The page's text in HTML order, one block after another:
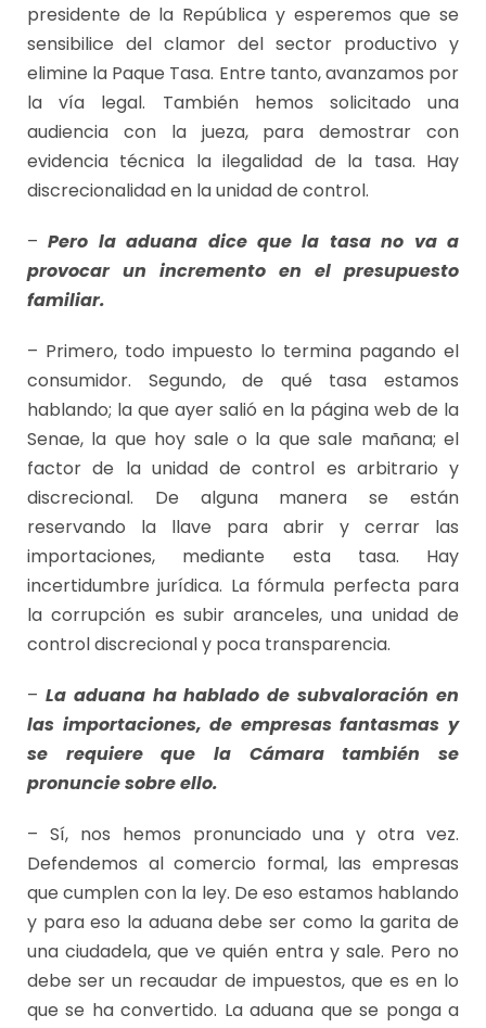
presidente de la República y esperemos que se
sensibilice del clamor del sector productivo y
elimine la Paque Tasa. Entre tanto, avanzamos por
la vía legal. También hemos solicitado una
audiencia con la jueza, para demostrar con
evidencia técnica la ilegalidad de la tasa. Hay
discrecionalidad en la unidad de control.
– Pero la aduana dice que la tasa no va a
provocar un incremento en el presupuesto
familiar.
– Primero, todo impuesto lo termina pagando el
consumidor. Segundo, de qué tasa estamos
hablando; la que ayer salió en la página web de la
Senae, la que hoy sale o la que sale mañana; el
factor de la unidad de control es arbitrario y
discrecional. De alguna manera se están
reservando la llave para abrir y cerrar las
importaciones, mediante esta tasa. Hay
incertidumbre jurídica. La fórmula perfecta para
la corrupción es subir aranceles, una unidad de
control discrecional y poca transparencia.
– La aduana ha hablado de subvaloración en
las importaciones, de empresas fantasmas y
se requiere que la Cámara también se
pronuncie sobre ello.
– Sí, nos hemos pronunciado una y otra vez.
Defendemos al comercio formal, las empresas
que cumplen con la ley. De eso estamos hablando
y para eso la aduana debe ser como la garita de
una ciudadela, que ve quién entra y sale. Pero no
debe ser un recaudar de impuestos, que es en lo
que se ha convertido. La aduana que se ponga a